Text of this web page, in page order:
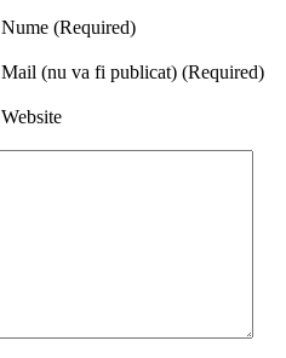
Nume (Required)
Mail (nu va fi publicat) (Required)
Website